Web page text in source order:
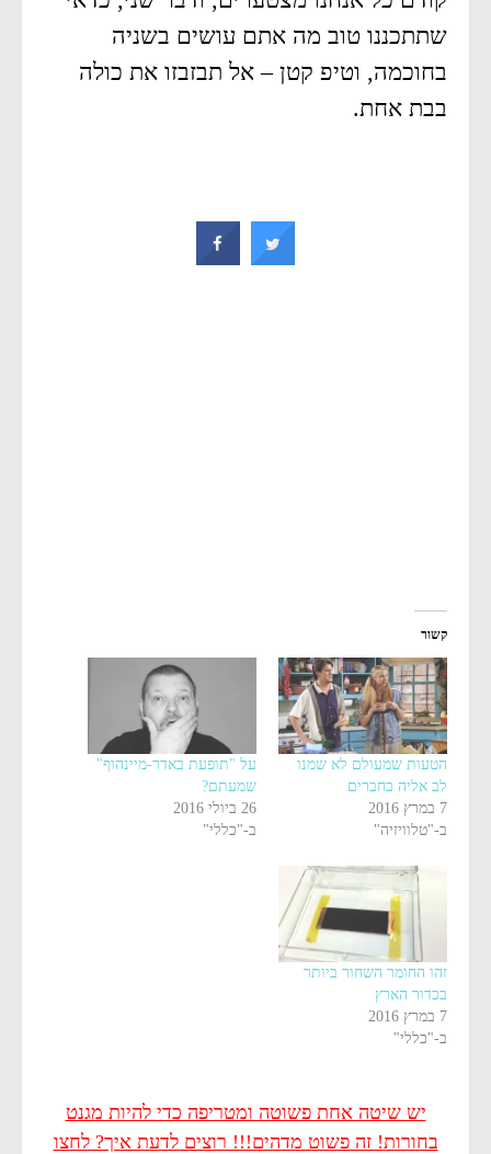
שתתכננו טוב מה אתם עושים בשניה
בחוכמה, וטיפ קטן – אל תבזבזו את כולה
בבת אחת.
קשור
הטעות שמעולם לא שמנו
לב אליה בחברים
7 במרץ 2016
ב-"טלוויזיה"
על "תופעת באדר-מיינהוף"
שמעתם?
26 ביולי 2016
ב-"כללי"
זהו החומר השחור ביותר
בכדור הארץ
7 במרץ 2016
ב-"כללי"
יש שיטה אחת פשוטה ומטריפה כדי להיות מגנט
בחורות! זה פשוט מדהים!!! רוצים לדעת איך? לחצו